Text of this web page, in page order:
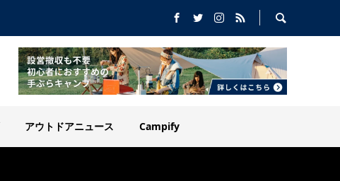
アウトドアニュース Campify